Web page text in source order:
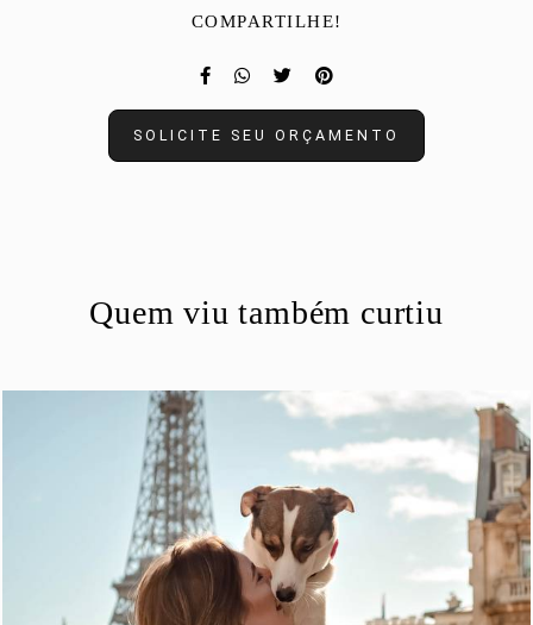
COMPARTILHE!
SOLICITE SEU ORÇAMENTO
Quem viu também curtiu